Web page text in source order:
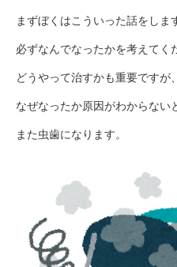
まずぼくはこういった話をしま
必ずなんでなったかを考えてく
どうやって治すかも重要ですが、
なぜなったか原因がわからない
また虫歯になります。